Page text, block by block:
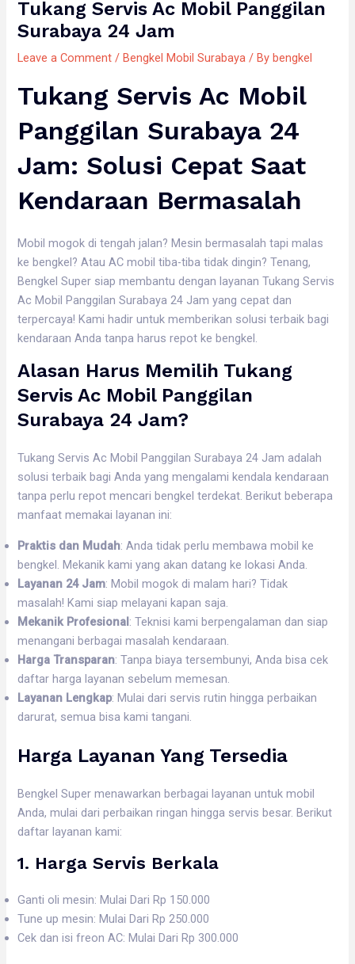
Tukang Servis Ac Mobil Panggilan
Surabaya 24 Jam
Leave a Comment /Bengkel Mobil Surabaya / Bybengkel
Tukang Servis Ac Mobil
Panggilan Surabaya 24
Jam: Solusi Cepat Saat
Kendaraan Bermasalah
Mobil mogok di tengah jalan? Mesin bermasalah tapi malas
ke bengkel? Atau AC mobil tiba-tiba tidak dingin? Tenang,
Bengkel Super siap membantu dengan layanan Tukang Servis
Ac Mobil Panggilan Surabaya 24 Jam yang cepat dan
terpercaya! Kami hadir untuk memberikan solusi terbaik bagi
kendaraan Anda tanpa harus repot ke bengkel.
Alasan Harus Memilih Tukang
Servis Ac Mobil Panggilan
Surabaya 24 Jam?
Tukang Servis Ac Mobil Panggilan Surabaya 24 Jam adalah
solusi terbaik bagi Anda yang mengalami kendala kendaraan
tanpa perlu repot mencari bengkel terdekat. Berikut beberapa
manfaat memakai layanan ini:
Praktis dan Mudah: Anda tidak perlu membawa mobil ke
bengkel. Mekanik kami yang akan datang ke lokasi Anda.
Layanan 24 Jam: Mobil mogok di malam hari? Tidak
masalah! Kami siap melayani kapan saja.
Mekanik Profesional: Teknisi kami berpengalaman dan siap
menangani berbagai masalah kendaraan.
Harga Transparan: Tanpa biaya tersembunyi, Anda bisa cek
daftar harga layanan sebelum memesan.
Layanan Lengkap: Mulai dari servis rutin hingga perbaikan
darurat, semua bisa kami tangani.
Harga Layanan Yang Tersedia
Bengkel Super menawarkan berbagai layanan untuk mobil
Anda, mulai dari perbaikan ringan hingga servis besar. Berikut
daftar layanan kami:
1. HargaServis Berkala
Ganti oli mesin: Mulai Dari Rp 150.000
Tune up mesin: Mulai Dari Rp 250.000
Cek dan isi freon AC: Mulai Dari Rp 300.000